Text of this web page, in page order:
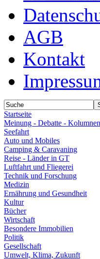
AGB
Kontakt
Startseite
Meinung - Debatte - Kolumnen
Seefahrt
Auto und Mobiles
Camping & Caravaning
Reise - Länder in GT
Luftfahrt und Fliegerei
Technik und Forschung
Medizin
Ernährung und Gesundheit
Kultur
Bücher
Wirtschaft
Besondere Immobilien
Politik
Gesellschaft
Umwelt, Klima, Zukunft